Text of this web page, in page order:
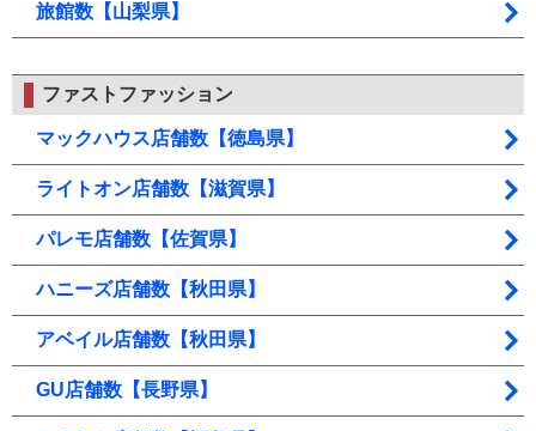
旅館数【山梨県】
ファストファッション
マックハウス店舗数【徳島県】
ライトオン店舗数【滋賀県】
パレモ店舗数【佐賀県】
ハニーズ店舗数【秋田県】
アベイル店舗数【秋田県】
GU店舗数【長野県】